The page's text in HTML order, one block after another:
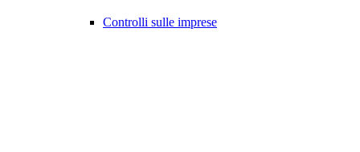
Controlli sulle imprese